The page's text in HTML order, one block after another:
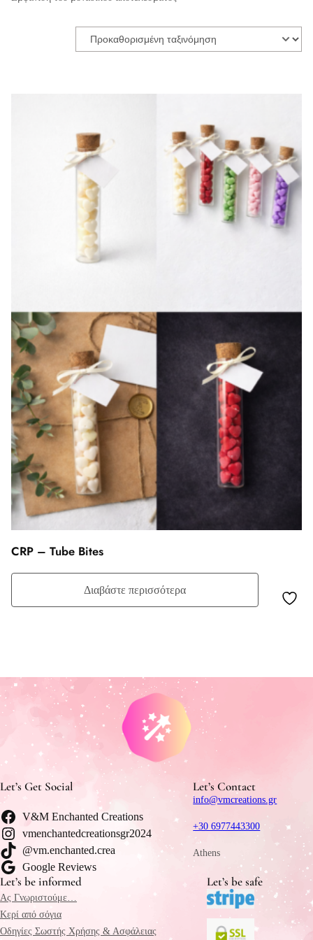
CRP – Tube Bites
Διαβάστε περισσότερα
Let’s Get Social
V&M Enchanted Creations
vmenchantedcreationsgr2024
@vm.enchanted.crea
Google Reviews
Let’s Contact
info@vmcreations.gr
+30 6977443300
Athens
Let’s be informed
Ας Γνωριστούμε…
Κερί από σόγια
Οδηγίες Σωστής Χρήσης & Ασφάλειας
Let’s be safe